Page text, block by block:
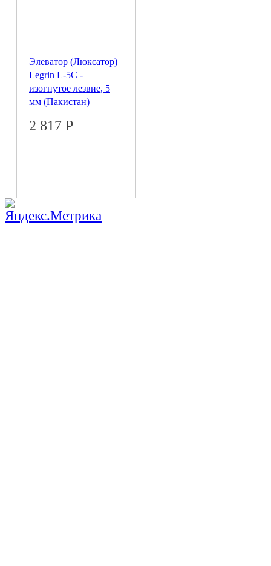
Элеватор (Люксатор)
Legrin L-5C -
изогнутое лезвие, 5
мм (Пакистан)
2 817 Р